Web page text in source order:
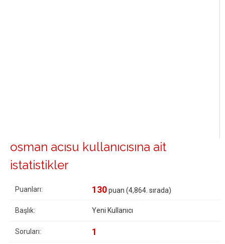
osman acısu kullanıcısına ait
istatistikler
Puanları: 130puan (4,864 . sırada)
Başlık: Yeni Kullanıcı
Soruları: 1